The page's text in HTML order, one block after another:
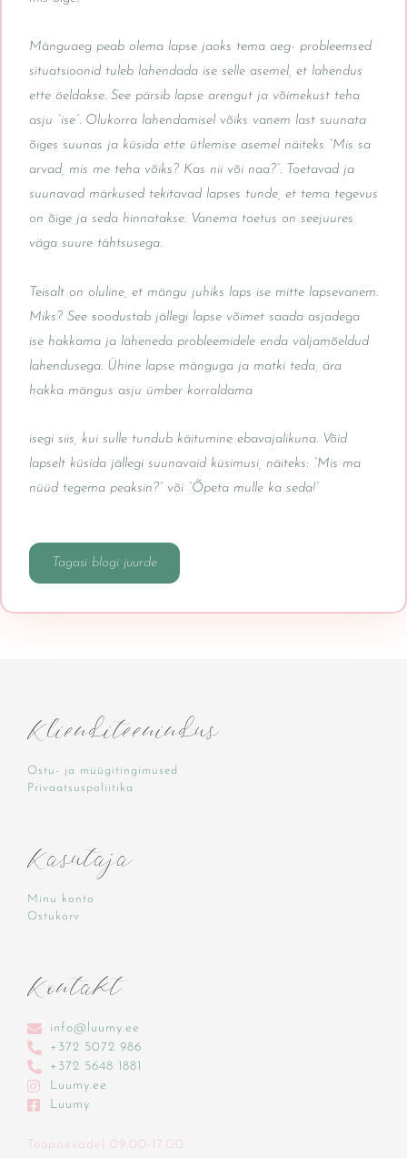
Mänguaeg peab olema lapse jaoks tema aeg- probleemsed
situatsioonid tuleb lahendada ise selle asemel, et lahendus
ette öeldakse. See pärsib lapse arengut ja võimekust teha
asju “ise”. Olukorra lahendamisel võiks vanem last suunata
õiges suunas ja küsida ette ütlemise asemel näiteks “Mis sa
arvad, mis me teha võiks? Kas nii või naa?”. Toetavad ja
suunavad märkused tekitavad lapses tunde, et tema tegevus
on õige ja seda hinnatakse. Vanema toetus on seejuures
väga suure tähtsusega.
Teisalt on oluline, et mängu juhiks laps ise mitte lapsevanem.
Miks? See soodustab jällegi lapse võimet saada asjadega
ise hakkama ja läheneda probleemidele enda väljamõeldud
lahendusega. Ühine lapse mänguga ja matki teda, ära
hakka mängus asju ümber korraldama
isegi siis, kui sulle tundub käitumine ebavajalikuna. Võid
lapselt küsida jällegi suunavaid küsimusi, näiteks: “Mis ma
nüüd tegema peaksin?” või “Õpeta mulle ka seda!”
Tagasi blogi juurde
Klienditeenindus
Ostu- ja müügitingimused
Privaatsuspoliitika
Kasutaja
Minu konto
Ostukorv
Kontakt
info@luumy.ee
+372 5072 986
+372 5648 1881‬
Luumy.ee
Luumy
Tööpäevadel 09.00-17.00